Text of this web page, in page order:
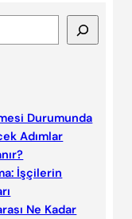
Durumunda
Adımlar
İşçilerin
Ne Kadar